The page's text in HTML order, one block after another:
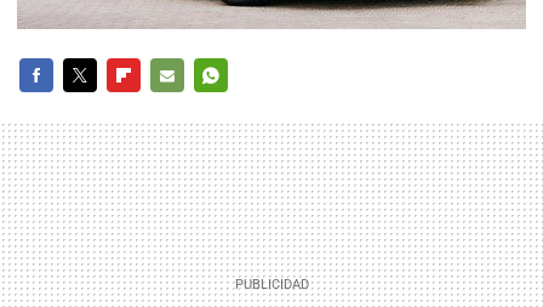
MAIL